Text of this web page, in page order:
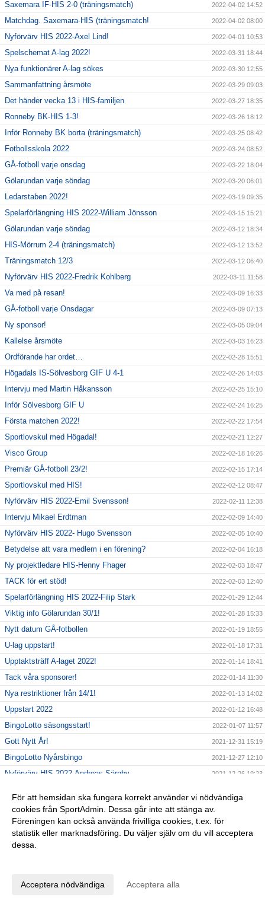
Saxemara IF-HIS 2-0 (träningsmatch) 2022-04-02 14:52
Matchdag. Saxemara-HIS (träningsmatch! 2022-04-02 08:00
Nyförvärv HIS 2022-Axel Lind! 2022-04-01 10:53
Spelschemat A-lag 2022! 2022-03-31 18:44
Nya funktionärer A-lag sökes 2022-03-30 12:55
Sammanfattning årsmöte 2022-03-29 09:03
Det händer vecka 13 i HIS-familjen 2022-03-27 18:35
Ronneby BK-HIS 1-3! 2022-03-26 18:12
Inför Ronneby BK borta (träningsmatch) 2022-03-25 08:42
Fotbollsskola 2022 2022-03-24 08:52
GÅ-fotboll varje onsdag 2022-03-22 18:04
Gölarundan varje söndag 2022-03-20 06:01
Ledarstaben 2022! 2022-03-19 09:35
Spelarförlängning HIS 2022-William Jönsson 2022-03-15 15:21
Gölarundan varje söndag 2022-03-12 18:34
HIS-Mörrum 2-4 (träningsmatch) 2022-03-12 13:52
Träningsmatch 12/3 2022-03-12 06:40
Nyförvärv HIS 2022-Fredrik Kohlberg 2022-03-11 11:58
Va med på resan! 2022-03-09 16:33
GÅ-fotboll varje Onsdagar 2022-03-09 07:13
Ny sponsor! 2022-03-05 09:04
Kallelse årsmöte 2022-03-03 16:23
Ordförande har ordet… 2022-02-28 15:51
Högadals IS-Sölvesborg GIF U 4-1 2022-02-26 14:03
Intervju med Martin Håkansson 2022-02-25 15:10
Inför Sölvesborg GIF U 2022-02-24 16:25
Första matchen 2022! 2022-02-22 17:54
Sportlovskul med Högadal! 2022-02-21 12:27
Visco Group 2022-02-18 16:26
Premiär GÅ-fotboll 23/2! 2022-02-15 17:14
Sportlovskul med HIS! 2022-02-12 08:47
Nyförvärv HIS 2022-Emil Svensson! 2022-02-11 12:38
Intervju Mikael Erdtman 2022-02-09 14:40
Nyförvärv HIS 2022- Hugo Svensson 2022-02-05 10:40
Betydelse att vara medlem i en förening? 2022-02-04 16:18
Ny projektledare HIS-Henny Fhager 2022-02-03 18:47
TACK för ert stöd! 2022-02-03 12:40
Spelarförlängning HIS 2022-Filip Stark 2022-01-29 12:44
Viktig info Gölarundan 30/1! 2022-01-28 15:33
Nytt datum GÅ-fotbollen 2022-01-19 18:55
U-lag uppstart! 2022-01-18 17:31
Upptaktsträff A-laget 2022! 2022-01-14 18:41
Tack våra sponsorer! 2022-01-14 11:30
Nya restriktioner från 14/1! 2022-01-13 14:02
Uppstart 2022 2022-01-12 16:48
BingoLotto säsongsstart! 2022-01-07 11:57
Gott Nytt År! 2021-12-31 15:19
BingoLotto Nyårsbingo 2021-12-27 12:10
Nyförvärv HIS 2022-Andreas Särnby 2021-12-26 19:23
God Jul önskar HIS
Sista dagen försäljning Uppesittarkvällen 2021-12-23 09:25
BingoLotter Uppesittarkvällen 2021-12-21 12:17
Gölarundan 4:e advent
För att hemsidan ska fungera korrekt använder vi nödvändiga
cookies från SportAdmin. Dessa går inte att stänga av.
Föreningen kan också använda frivilliga cookies, t.ex. för
statistik eller marknadsföring. Du väljer själv om du vill acceptera
dessa.
Acceptera nödvändiga Acceptera alla